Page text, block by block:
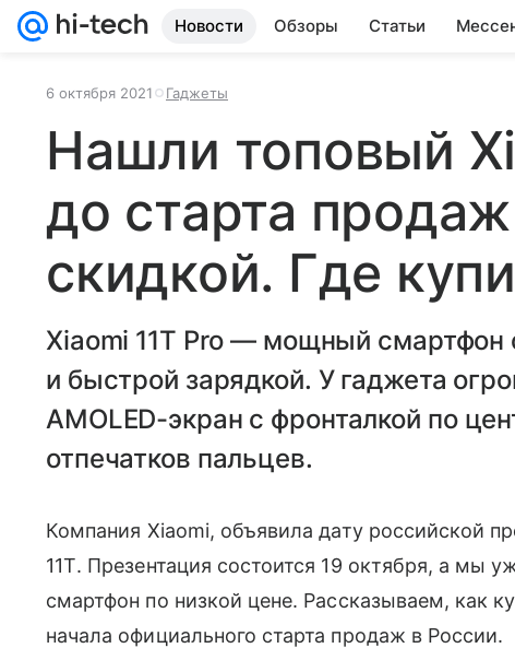
Новости Обзоры Статьи
6 октября 2021 Гаджеты
Нашли топовый
до старта
скидкой. Где
Xiaomi 11T Pro — мощный
и быстрой зарядкой. У гаджета
AMOLED-экран с фронталкой по
отпечатков пальцев.
Компания Xiaomi, объявила дату российской
11T. Презентация состоится 19 октября, а мы
смартфон по низкой цене. Рассказываем, как
начала официального старта продаж в России.